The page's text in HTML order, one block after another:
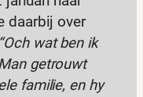
daarbij over
“Och wat ben ik
getrouwt
familie, en hy